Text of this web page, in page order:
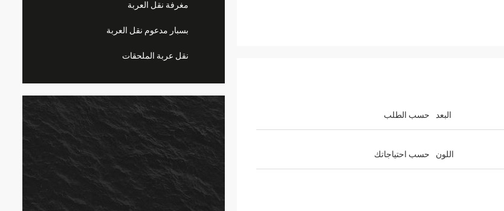
مغرفة نقل العربة
بسبار مدعوم نقل العربة
نقل عربة الملحقات
البعد حسب الطلب
اللون حسب احتياجاتك